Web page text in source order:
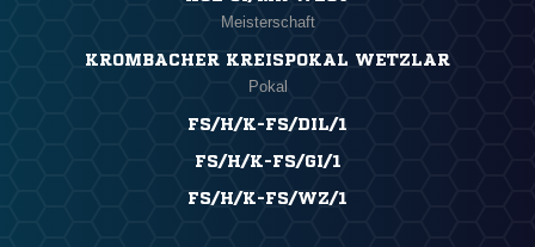
Meisterschaft
KROMBACHER KREISPOKAL WETZLAR
Pokal
FS/H/K-FS/DIL/1
FS/H/K-FS/GI/1
FS/H/K-FS/WZ/1